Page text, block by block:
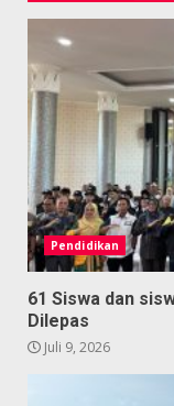
Pendidikan
61 Siswa dan
Dilepas
Juli 9, 2026